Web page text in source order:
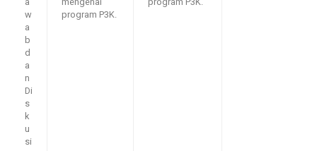
w
a
b
d
a
n
Di
s
k
u
si
program P3K.